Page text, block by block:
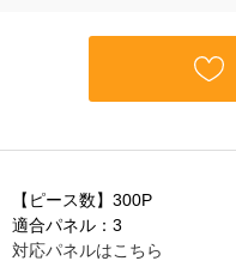
【ピース数】300P
適合パネル：3
対応パネルはこちら